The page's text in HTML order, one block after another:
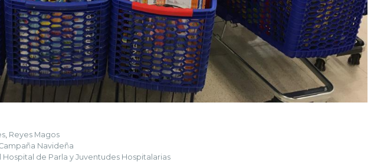
, Reyes Magos
Navideña
de Parla y Juventudes Hospitalarias